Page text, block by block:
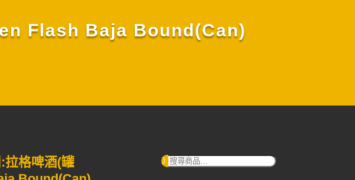
Flash Baja Bound(Can)
拉格啤酒(罐
搜